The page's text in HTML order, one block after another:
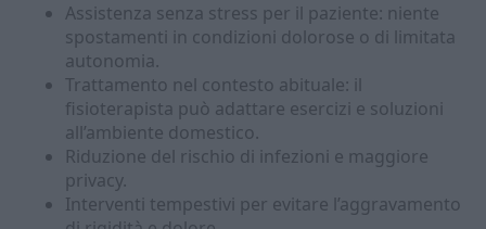
Assistenza senza stress per il paziente: niente
spostamenti in condizioni dolorose o di limitata
autonomia.
Trattamento nel contesto abituale: il
fisioterapista può adattare esercizi e soluzioni
all’ambiente domestico.
Riduzione del rischio di infezioni e maggiore
privacy.
Interventi tempestivi per evitare l’aggravamento